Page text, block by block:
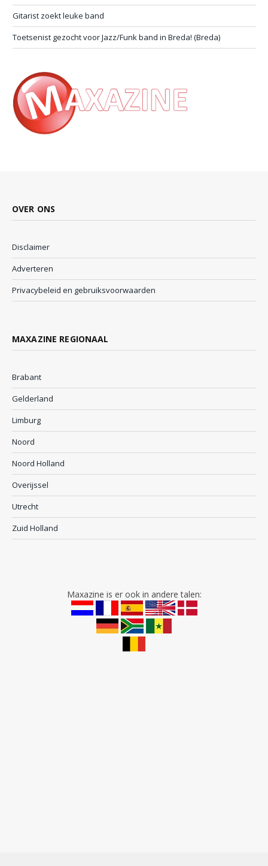
Gitarist zoekt leuke band
Toetsenist gezocht voor Jazz/Funk band in Breda! (Breda)
OVER ONS
Disclaimer
Adverteren
Privacybeleid en gebruiksvoorwaarden
MAXAZINE REGIONAAL
Brabant
Gelderland
Limburg
Noord
Noord Holland
Overijssel
Utrecht
Zuid Holland
Maxazine is er ook in andere talen: